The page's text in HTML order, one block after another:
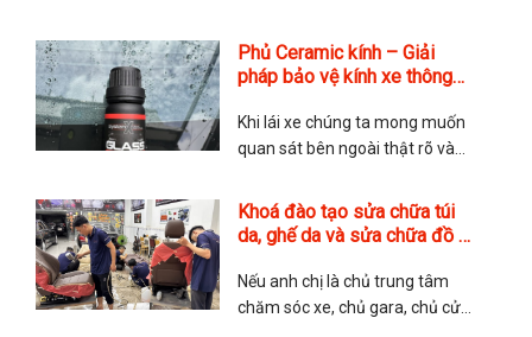
rất nhiều quý anh chị khi tìm đến
với TMA Store. Các chăm sóc
Thực tế thì rất đơn giản nhưng
Phủ Ceramic kính – Giải
pháp bảo vệ kính xe thông
Khi lái xe chúng ta mong muốn
quan sát bên ngoài thật rõ và
quyết định bởi lớp kính của xe,
nếu kính ố mờ, dễ bị xước thì
thẩm mỹ mà còn cả tính an toàn
của
Khoá đào tạo sửa chữa túi
da, ghế da và sửa chữa đồ da
Nếu anh chị là chủ trung tâm
chăm sóc xe, chủ gara, chủ cửa